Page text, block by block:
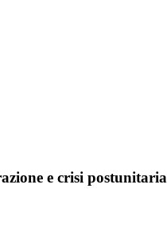
e crisi postunitaria